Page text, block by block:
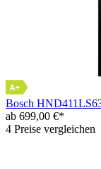
Bosch
ab 699,00 €*
4 Preise vergleichen